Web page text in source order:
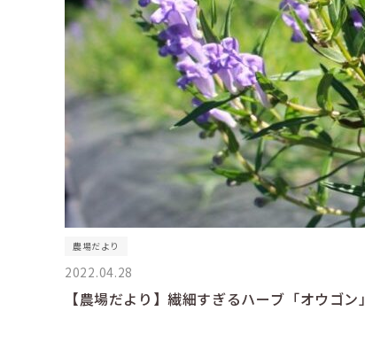
農場だより
2022.04.28
【農場だより】繊細すぎるハーブ「オウゴン」